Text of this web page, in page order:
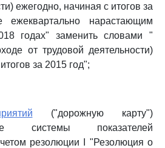
ежегодно, начиная с итогов за
нарастающим
годах" заменить словами "
от трудовой деятельности)
за 2015 год";
("дорожную карту")
системы показателей
резолюции I "Резолюция о